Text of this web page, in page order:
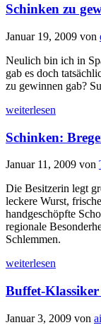
Schinken zu
Januar 19, 2009 von
Neulich bin ich in
gab es doch
zu gewinnen gab?
weiterlesen
Schinken:
Januar 11, 2009 von
Die Besitzerin legt
leckere Wurst,
handgeschöpfte
regionale
Schlemmen.
weiterlesen
Buffet-
Januar 3, 2009 von